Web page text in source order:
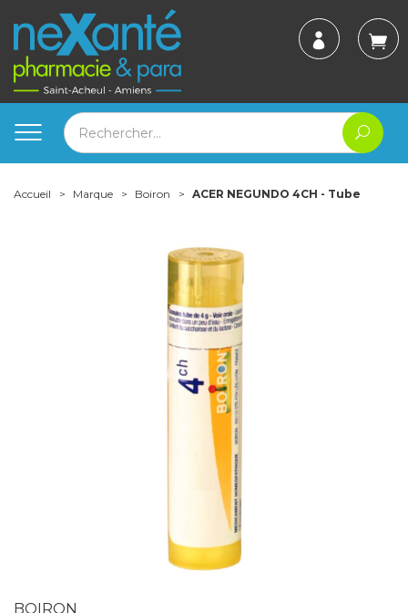
Accueil Marque Boiron ACER NEGUNDO 4CH - Tube
BOIRON